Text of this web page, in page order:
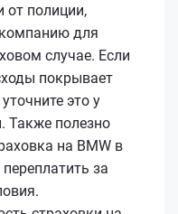
от полиции,
для
случае. Если
покрывает
это у
Также полезно
на BMW в
за